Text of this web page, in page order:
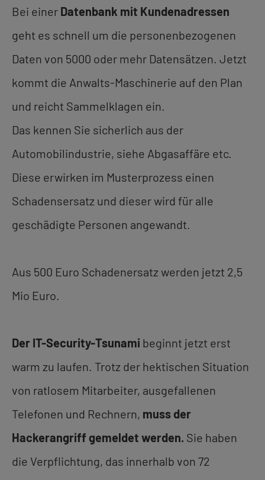
Bei einer Datenbank mit Kundenadressen
geht es schnell um die personenbezogenen
Daten von 5000 oder mehr Datensätzen. Jetzt
kommt die Anwalts-Maschinerie auf den Plan
und reicht Sammelklagen ein.
Das kennen Sie sicherlich aus der
Automobilindustrie, siehe Abgasaffäre etc.
Diese erwirken im Musterprozess einen
Schadensersatz und dieser wird für alle
geschädigte Personen angewandt.
Aus 500 Euro Schadenersatz werden jetzt 2,5
Mio Euro.
Der IT-Security-Tsunami beginnt jetzt erst
warm zu laufen. Trotz der hektischen Situation
von ratlosem Mitarbeiter, ausgefallenen
Telefonen und Rechnern, muss der
Hackerangriff gemeldet werden. Sie haben
die Verpflichtung, das innerhalb von 72